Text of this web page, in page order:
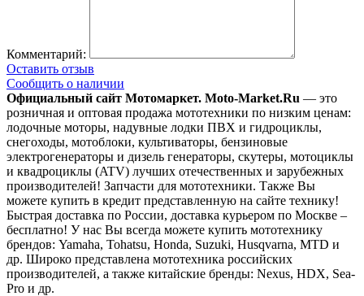
Комментарий:
Оставить отзыв
Сообщить о наличии
Официальный сайт Мотомаркет. Moto-Market.Ru — это
розничная и оптовая продажа мототехники по низким ценам:
лодочные моторы, надувные лодки ПВХ и гидроциклы,
снегоходы, мотоблоки, культиваторы, бензиновые
электрогенераторы и дизель генераторы, скутеры, мотоциклы
и квадроциклы (ATV) лучших отечественных и зарубежных
производителей! Запчасти для мототехники. Также Вы
можете купить в кредит представленную на сайте технику!
Быстрая доставка по России, доставка курьером по Москве –
бесплатно! У нас Вы всегда можете купить мототехнику
брендов: Yamaha, Tohatsu, Honda, Suzuki, Husqvarna, MTD и
др. Широко представлена мототехника российских
производителей, а также китайские бренды: Nexus, HDX, Sea-
Pro и др.